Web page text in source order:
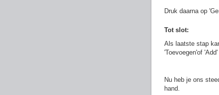
Druk daarna op
Tot slot:
Als laatste stap
'Toevoegen'of
Nu heb je ons
hand.